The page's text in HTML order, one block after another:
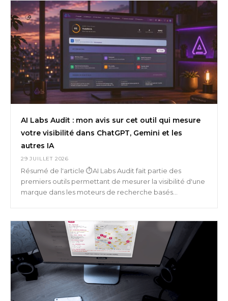
AI Labs Audit : mon avis sur cet outil qui mesure
votre visibilité dans ChatGPT, Gemini et les
autres IA
29 JUILLET 2026
Résumé de l'article ⏱️AI Labs Audit fait partie des
premiers outils permettant de mesurer la visibilité d'une
marque dans les moteurs de recherche basés...